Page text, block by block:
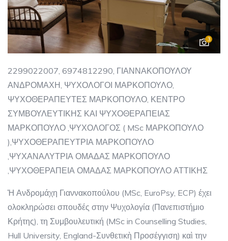
3
2299022007, 6974812290, ΓΙΑΝΝΑΚΟΠΟΥΛΟΥ
ΑΝΔΡΟΜΑΧΗ, ΨΥΧΟΛΟΓΟΙ ΜΑΡΚΟΠΟΥΛΟ,
ΨΥΧΟΘΕΡΑΠΕΥΤΕΣ ΜΑΡΚΟΠΟΥΛΟ, ΚΕΝΤΡΟ
ΣΥΜΒΟΥΛΕΥΤΙΚΗΣ ΚΑΙ ΨΥΧΟΘΕΡΑΠΕΙΑΣ
ΜΑΡΚΟΠΟΥΛΟ ,ΨΥΧΟΛΟΓΟΣ ( MSc ΜΑΡΚΟΠΟΥΛΟ
),ΨΥΧΟΘΕΡΑΠΕΥΤΡΙΑ ΜΑΡΚΟΠΟΥΛΟ
,ΨΥΧΑΝΑΛΥΤΡΙΑ ΟΜΑΔΑΣ ΜΑΡΚΟΠΟΥΛΟ
,ΨΥΧΟΘΕΡΑΠΕΙΑ ΟΜΑΔΑΣ ΜΑΡΚΟΠΟΥΛΟ ΑΤΤΙΚΗΣ
Ἡ Ανδρομάχη Γιαννακοπούλου (MSc, EuroPsy, ECP) έχει
ολοκληρώσει σπουδές στην Ψυχολογία (Πανεπιστήμιο
Κρήτης), τη Συμβουλευτική (MSc in Counselling Studies,
Hull University, England-Συνθετικὴ Προσέγγιση) καὶ την